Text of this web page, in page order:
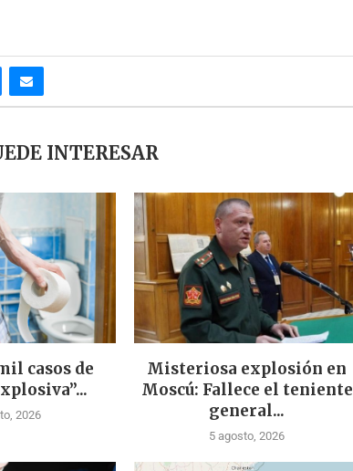
INTERESAR
casos de
2026
Misteriosa explosión en
Moscú: Fallece el teniente
general...
5 agosto, 2026